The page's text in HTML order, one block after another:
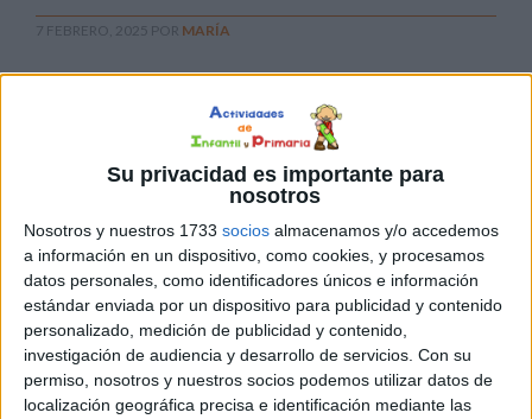
Su privacidad es importante para
nosotros
Nosotros y nuestros 1733 socios almacenamos y/o accedemos
a información en un dispositivo, como cookies, y procesamos
datos personales, como identificadores únicos e información
estándar enviada por un dispositivo para publicidad y contenido
personalizado, medición de publicidad y contenido,
investigación de audiencia y desarrollo de servicios. Con su
permiso, nosotros y nuestros socios podemos utilizar datos de
localización geográfica precisa e identificación mediante las
7 FEBRERO, 2025 POR MARÍA
internacional de la mujer y la niña
en la ciencia (1)
Pulsa sobre el enlace para descargar el
archivo: